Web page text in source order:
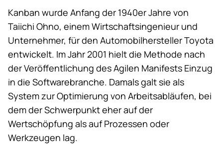
Kanban wurde Anfang der 1940er Jahre von
Taiichi Ohno, einem Wirtschaftsingenieur und
Unternehmer, für den Automobilhersteller Toyota
entwickelt. Im Jahr 2001 hielt die Methode nach
der Veröffentlichung des Agilen Manifests Einzug
in die Softwarebranche. Damals galt sie als
System zur Optimierung von Arbeitsabläufen, bei
dem der Schwerpunkt eher auf der
Wertschöpfung als auf Prozessen oder
Werkzeugen lag.